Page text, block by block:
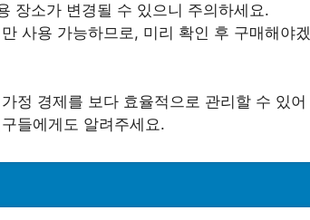
장소가 변경될 수 있으니 주의하세요.
사용 가능하므로, 미리 확인 후 구매해야겠
정 경제를 보다 효율적으로 관리할 수 있어
들에게도 알려주세요.